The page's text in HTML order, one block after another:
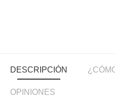
DESCRIPCIÓN
OPINIONES